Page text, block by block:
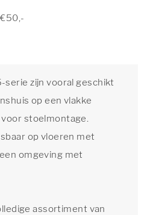
serie zijn vooral geschikt
op een vlakke
stoelmontage.
op vloeren met
omgeving met
assortiment van